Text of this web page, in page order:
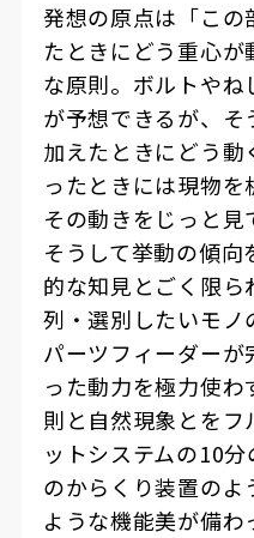
発想の原点は「この
たときにどう重心
な原則。ボルトや
が予想できるが、
加えたときにどう動
ったときには現物を
その動きをじっと見
そうして挙動の傾向
的な知見とごく限
列・選別したいモノ
パーツフィーダー
った動力を極力使
則と自然現象とを
ットシステムの10分
のからくり装置の
ような機能美が備わ